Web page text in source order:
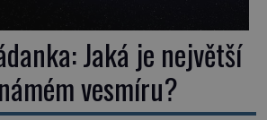
Jaká je největší
vesmíru?